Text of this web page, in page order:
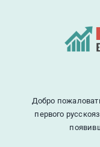
Добро
первого